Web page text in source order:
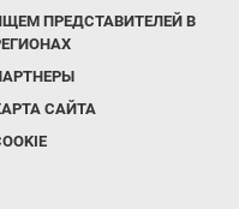
ПРЕДСТАВИТЕЛЕЙ В
САЙТА